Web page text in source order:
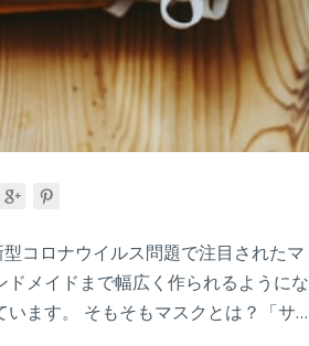
コロナウイルス問題で注目されたマ
メイドまで幅広く作られるようにな
います。 そもそもマスクとは？「サ…